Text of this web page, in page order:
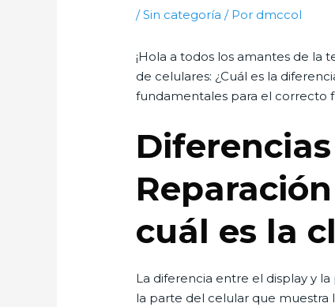
/Sin categoría / Por dmccol
¡Hola a todos los amantes de
de celulares: ¿Cuál es la
fundamentales para el correcto
cuál es la
La diferencia entre el display y
la parte del celular que muestra